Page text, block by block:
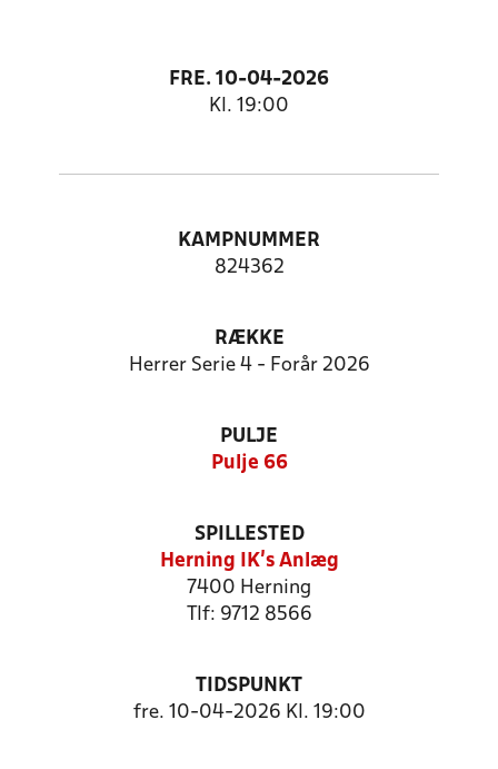
FRE. 10-04-2026
Kl. 19:00
KAMPNUMMER
824362
RÆKKE
Herrer Serie 4 - Forår 2026
PULJE
Pulje 66
SPILLESTED
Herning IK's Anlæg
7400 Herning
Tlf: 9712 8566
TIDSPUNKT
fre. 10-04-2026 Kl. 19:00